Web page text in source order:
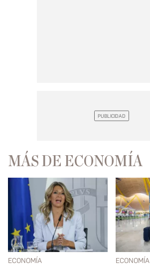
MÁS DE ECONOMÍA
ECONOMÍA ECONOMÍA